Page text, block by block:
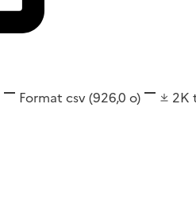
Format csv(926,0 o) 2K